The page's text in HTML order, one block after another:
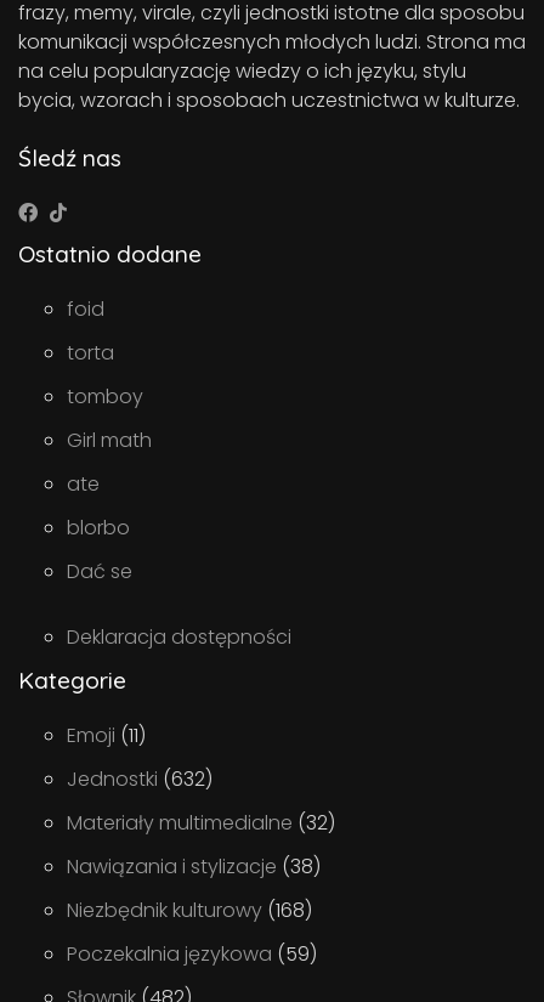
frazy, memy, virale, czyli jednostki istotne dla sposobu
komunikacji współczesnych młodych ludzi. Strona ma
na celu popularyzację wiedzy o ich języku, stylu
bycia, wzorach i sposobach uczestnictwa w kulturze.
Śledź nas
Ostatnio dodane
foid
torta
tomboy
Girl math
ate
blorbo
Dać se
Deklaracja dostępności
Kategorie
Emoji (11)
Jednostki (632)
Materiały multimedialne (32)
Nawiązania i stylizacje (38)
Niezbędnik kulturowy (168)
Poczekalnia językowa (59)